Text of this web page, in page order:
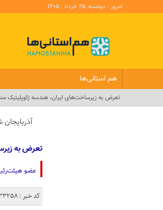
امروز : دوشنبه, ۲۵ خرداد , ۱۴۰۵
هم استانی‌ها
تعرض به زیرساخت‌های ایران، هندسه ژئوپلیتیک
تعرض به
عضو
کد خبر : 33258